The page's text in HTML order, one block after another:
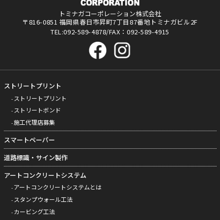
トミナガコーポレーション株式会社
〒816-0851 福岡県春日市昇町7丁目87番地トミナガビル2F
TEL:092-589-4878/FAX：092-589-4915
ストリートプリント
ストリートプリント
ストリートボンド
施工代理店募集
スマートペーパー
道路標識・サイン製作
アートコンクリートシステム
アートコンクリートシステムとは
スタンプウォール工法
カービング工法